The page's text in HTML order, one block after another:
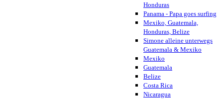
Honduras
Panama - Papa goes surfing
Mexiko, Guatemala,
Honduras, Belize
Simone alleine unterwegs
Guatemala & Mexiko
Mexiko
Guatemala
Belize
Costa Rica
Nicaragua